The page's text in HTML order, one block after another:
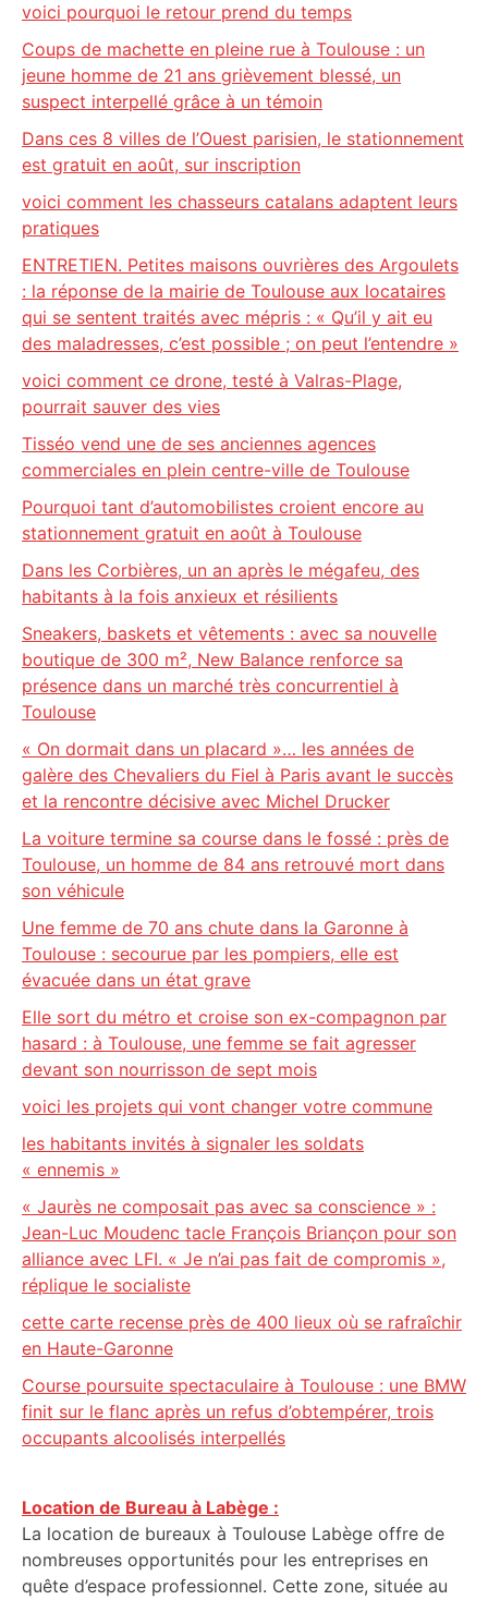
voici pourquoi le retour prend du temps
Coups de machette en pleine rue à Toulouse : un
jeune homme de 21 ans grièvement blessé, un
suspect interpellé grâce à un témoin
Dans ces 8 villes de l’Ouest parisien, le stationnement
est gratuit en août, sur inscription
voici comment les chasseurs catalans adaptent leurs
pratiques
ENTRETIEN. Petites maisons ouvrières des Argoulets
: la réponse de la mairie de Toulouse aux locataires
qui se sentent traités avec mépris : « Qu’il y ait eu
des maladresses, c’est possible ; on peut l’entendre »
voici comment ce drone, testé à Valras-Plage,
pourrait sauver des vies
Tisséo vend une de ses anciennes agences
commerciales en plein centre-ville de Toulouse
Pourquoi tant d’automobilistes croient encore au
stationnement gratuit en août à Toulouse
Dans les Corbières, un an après le mégafeu, des
habitants à la fois anxieux et résilients
Sneakers, baskets et vêtements : avec sa nouvelle
boutique de 300 m², New Balance renforce sa
présence dans un marché très concurrentiel à
Toulouse
« On dormait dans un placard »… les années de
galère des Chevaliers du Fiel à Paris avant le succès
et la rencontre décisive avec Michel Drucker
La voiture termine sa course dans le fossé : près de
Toulouse, un homme de 84 ans retrouvé mort dans
son véhicule
Une femme de 70 ans chute dans la Garonne à
Toulouse : secourue par les pompiers, elle est
évacuée dans un état grave
Elle sort du métro et croise son ex-compagnon par
hasard : à Toulouse, une femme se fait agresser
devant son nourrisson de sept mois
voici les projets qui vont changer votre commune
les habitants invités à signaler les soldats
« ennemis »
« Jaurès ne composait pas avec sa conscience » :
Jean-Luc Moudenc tacle François Briançon pour son
alliance avec LFI. « Je n’ai pas fait de compromis »,
réplique le socialiste
cette carte recense près de 400 lieux où se rafraîchir
en Haute-Garonne
Course poursuite spectaculaire à Toulouse : une BMW
finit sur le flanc après un refus d’obtempérer, trois
occupants alcoolisés interpellés
Location de Bureau à Labège :
La location de bureaux à Toulouse Labège offre de
nombreuses opportunités pour les entreprises en
quête d’espace professionnel. Cette zone, située au